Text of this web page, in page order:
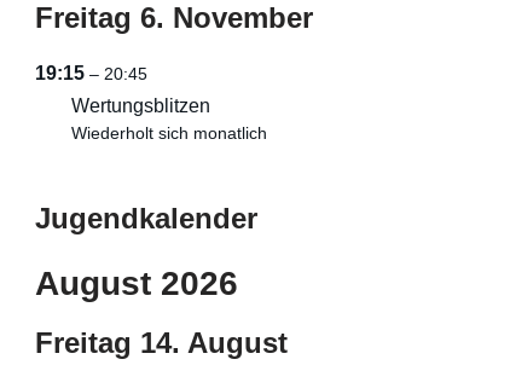
Freitag 6. November
19:15 – 20:45
Wertungsblitzen
Wiederholt sich monatlich
Jugendkalender
August 2026
Freitag 14. August